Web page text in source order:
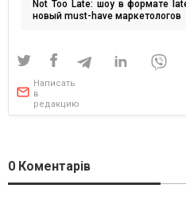
записям
Not Too Late: шоу в формате
новый must-have маркетологов
Написать
в
редакцию
0 Коментарів